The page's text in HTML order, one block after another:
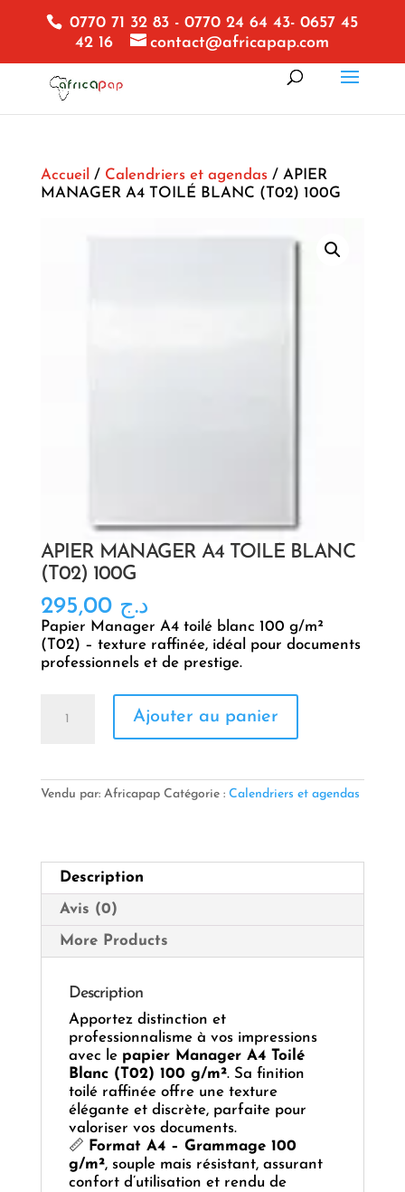
0770 71 32 83 - 0770 24 64 43- 0657 45
42 16
contact@africapap.com
Accueil / Calendriers et agendas/ APIER
MANAGER A4 TOILÉ BLANC (T02) 100G
APIER MANAGER A4 TOILÉ BLANC
(T02) 100G
د.ج 295,00
Papier Manager A4 toilé blanc 100 g/m²
(T02) – texture raffinée, idéal pour documents
professionnels et de prestige.
TOILÉ
Ajouter au panier
Vendu par: Africapap Catégorie : Calendriers et agendas
Description
Avis (0)
More Products
Description
Apportez distinction et
professionnalisme à vos impressions
avec le papier Manager A4 Toilé
Blanc (T02) 100 g/m². Sa finition
toilé raffinée offre une texture
élégante et discrète, parfaite pour
valoriser vos documents.
📏 Format A4 – Grammage 100
g/m², souple mais résistant, assurant
confort d’utilisation et rendu de